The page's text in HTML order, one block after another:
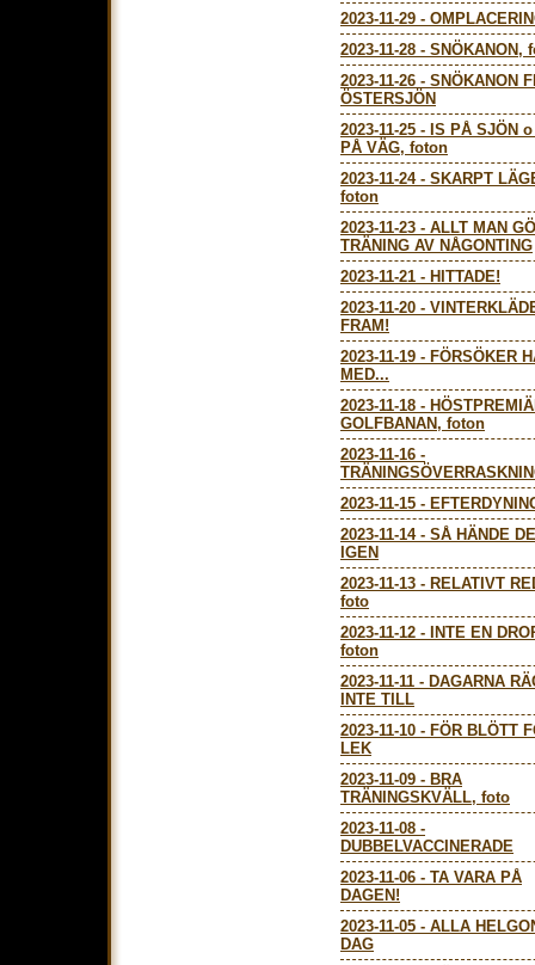
2023-11-29 -
2023-11-28 - SNÖKANON,
2023-11-26 - SNÖKANON
ÖSTERSJÖN
2023-11-25 - IS PÅ SJÖN
PÅ VÄG, foton
2023-11-24- SKARPT
foton
2023-11-23 - ALLT MAN
TRÄNING AV NÅGONTING
2023-11-21 - HITTADE!
2023-11-20 -
FRAM!
2023-11-19 - FÖRSÖKER
MED...
2023-11-18 -
GOLFBANAN, foton
2023-11-16 -
2023-11-15 -
2023-11-14- SÅ HÄNDE
IGEN
2023-11-13 - RELATIVT
foto
2023-11-12 -
INTE EN
foton
2023-11-11 - DAGARNA
INTE TILL
2023-11-10 - FÖR BLÖTT
LEK
2023-11-09 - BRA
TRÄNINGSKVÄLL, foto
2023-11-08 -
DUBBELVACCINERADE
2023-11-06 - TA VARA PÅ
DAGEN!
2023-11-05 - ALLA
DAG